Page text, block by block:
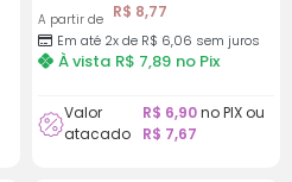
A partir de R$ 8,77
Em até 2x de R$ 6,06 sem juros
À vista R$ 7,89 no Pix
Valor
atacado
R$ 6,90no PIX ou
R$ 7,67